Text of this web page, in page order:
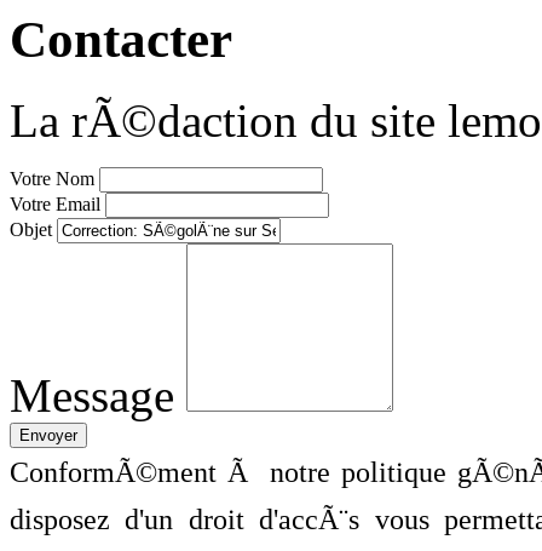
Contacter
La rÃ©daction du site
Votre Nom
Votre Email
Objet
Message
ConformÃ©ment Ã notre politique
disposez d'un droit d'accÃ¨s vous